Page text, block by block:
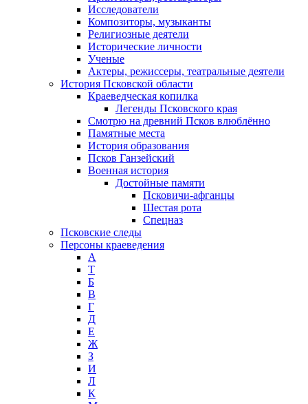
Исследователи
Композиторы, музыканты
Религиозные деятели
Исторические личности
Ученые
Актеры, режиссеры, театральные деятели
История Псковской области
Краеведческая копилка
Легенды Псковского края
Смотрю на древний Псков влюблённо
Памятные места
История образования
Псков Ганзейский
Военная история
Достойные памяти
Псковичи-афганцы
Шестая рота
Спецназ
Псковские следы
Персоны краеведения
А
T
Б
В
Г
Д
Е
Ж
З
И
Л
К